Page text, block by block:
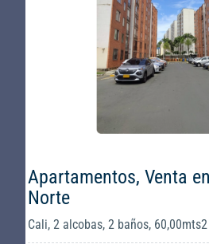
Apartamentos, Venta
Norte
Cali, 2 alcobas, 2 baños, 60,00mts2